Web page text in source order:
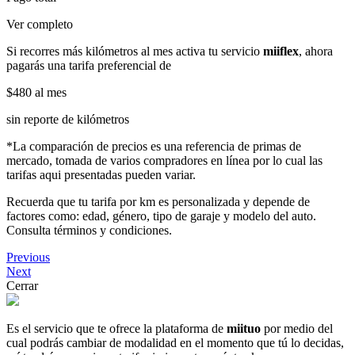
Ver completo
Si recorres más kilómetros al mes activa tu servicio miiflex, ahora
pagarás una tarifa preferencial de
$480 al mes
sin reporte de kilómetros
*La comparación de precios es una referencia de primas de
mercado, tomada de varios compradores en línea por lo cual las
tarifas aqui presentadas pueden variar.
Recuerda que tu tarifa por km es personalizada y depende de
factores como: edad, género, tipo de garaje y modelo del auto.
Consulta términos y condiciones.
Previous
Next
Cerrar
Es el servicio que te ofrece la plataforma de miituo por medio del
cual podrás cambiar de modalidad en el momento que tú lo decidas,